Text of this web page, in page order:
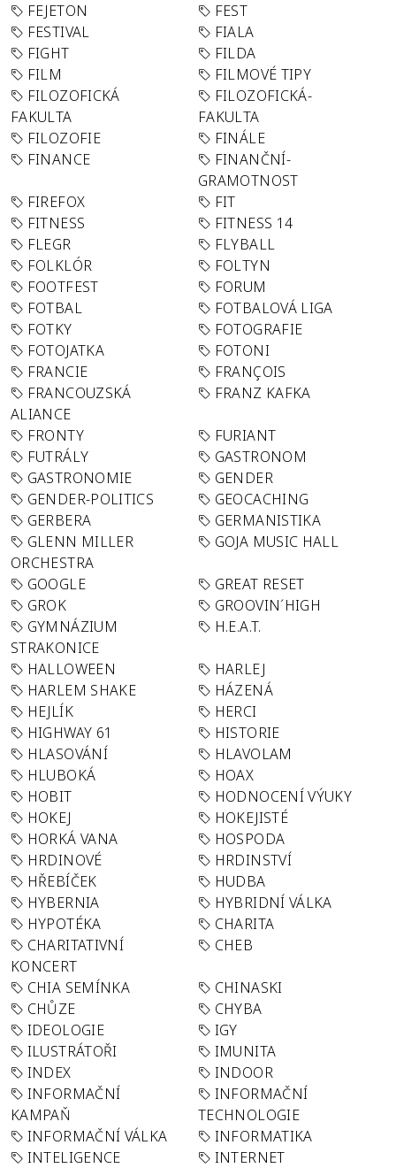
FEJETON
FEST
FESTIVAL
FIALA
FIGHT
FILDA
FILM
FILMOVÉ TIPY
FILOZOFICKÁ
FAKULTA
FILOZOFICKÁ-
FAKULTA
FILOZOFIE
FINÁLE
FINANCE
FINANČNÍ-
GRAMOTNOST
FIREFOX
FIT
FITNESS
FITNESS 14
FLEGR
FLYBALL
FOLKLÓR
FOLTYN
FOOTFEST
FORUM
FOTBAL
FOTBALOVÁ LIGA
FOTKY
FOTOGRAFIE
FOTOJATKA
FOTONI
FRANCIE
FRANÇOIS
FRANCOUZSKÁ
ALIANCE
FRANZ KAFKA
FRONTY
FURIANT
FUTRÁLY
GASTRONOM
GASTRONOMIE
GENDER
GENDER-POLITICS
GEOCACHING
GERBERA
GERMANISTIKA
GLENN MILLER
ORCHESTRA
GOJA MUSIC HALL
GOOGLE
GREAT RESET
GROK
GROOVIN´HIGH
GYMNÁZIUM
STRAKONICE
H.E.A.T.
HALLOWEEN
HARLEJ
HARLEM SHAKE
HÁZENÁ
HEJLÍK
HERCI
HIGHWAY 61
HISTORIE
HLASOVÁNÍ
HLAVOLAM
HLUBOKÁ
HOAX
HOBIT
HODNOCENÍ VÝUKY
HOKEJ
HOKEJISTÉ
HORKÁ VANA
HOSPODA
HRDINOVÉ
HRDINSTVÍ
HŘEBÍČEK
HUDBA
HYBERNIA
HYBRIDNÍ VÁLKA
HYPOTÉKA
CHARITA
CHARITATIVNÍ
KONCERT
CHEB
CHIA SEMÍNKA
CHINASKI
CHŮZE
CHYBA
IDEOLOGIE
IGY
ILUSTRÁTOŘI
IMUNITA
INDEX
INDOOR
INFORMAČNÍ
KAMPAŇ
INFORMAČNÍ
TECHNOLOGIE
INFORMAČNÍ VÁLKA
INFORMATIKA
INTELIGENCE
INTERNET